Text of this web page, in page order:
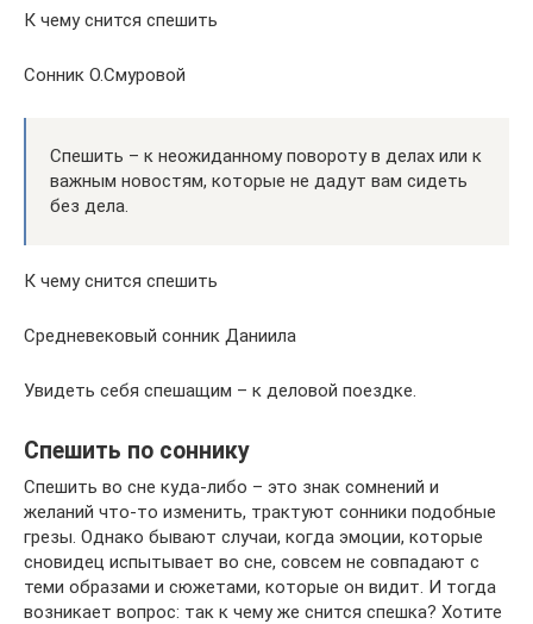
К чему снится спешить
Сонник О.Смуровой
Спешить – к неожиданному повороту в делах или к
важным новостям, которые не дадут вам сидеть
без дела.
К чему снится спешить
Средневековый сонник Даниила
Увидеть себя спешащим – к деловой поездке.
Спешить по соннику
Спешить во сне куда-либо – это знак сомнений и
желаний что-то изменить, трактуют сонники подобные
грезы. Однако бывают случаи, когда эмоции, которые
сновидец испытывает во сне, совсем не совпадают с
теми образами и сюжетами, которые он видит. И тогда
возникает вопрос: так к чему же снится спешка? Хотите